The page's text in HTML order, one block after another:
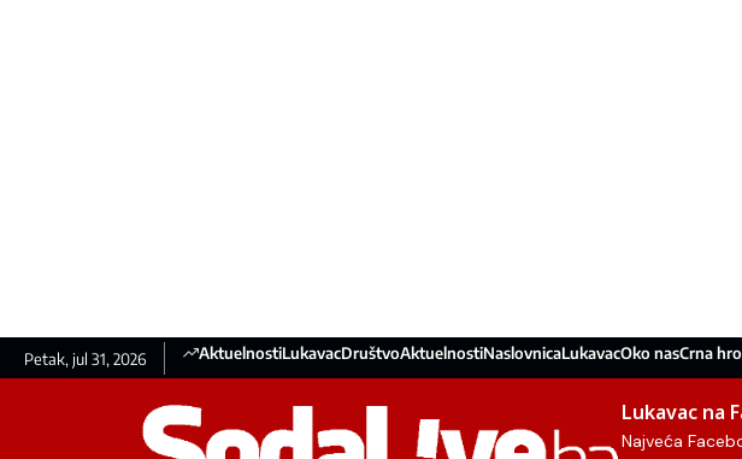
Petak, jul 31, 2026 AktuelnostiLukavacDruštvoAktuelnostiNaslovnicaLukavacOko nasCrna
Lukavac na
Najveća